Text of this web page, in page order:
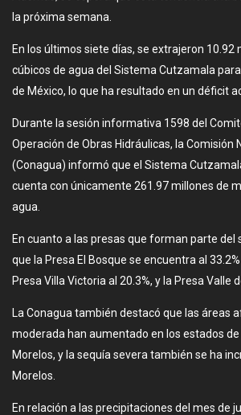
la próxima semana.
En los últimos siete días, se extrajeron 10.92
cúbicos de agua del Sistema Cutzamala
de México, lo que ha resultado en un déficit
Durante la sesión informativa 1598 del
Operación de Obras Hidráulicas, la Comisión
(Conagua) informó que el Sistema
cuenta con únicamente 261.97 millones de
agua.
En cuanto a las presas que forman parte del
que la Presa El Bosque se encuentra al
Presa Villa Victoria al 20.3%, y la Presa Valle
La Conagua también destacó que las áreas
moderada han aumentado en los estados de
Morelos, y la sequía severa también se ha
Morelos.
En relación a las precipitaciones del mes de